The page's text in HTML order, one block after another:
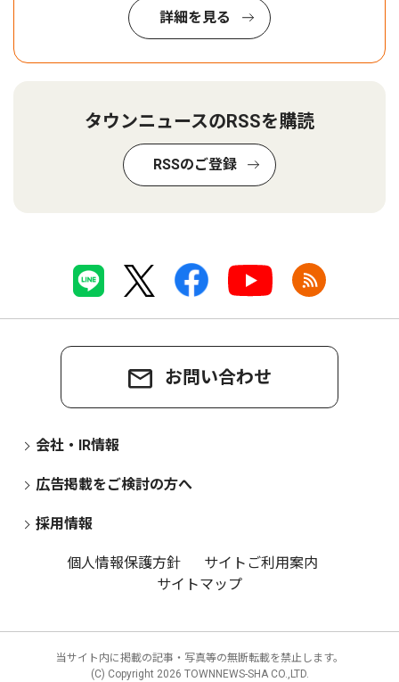
詳細を見る
タウンニュースのRSSを購読
RSSのご登録
お問い合わせ
会社・IR情報
広告掲載をご検討の方へ
採用情報
個人情報保護方針
サイトご利用案内
サイトマップ
当サイト内に掲載の記事・写真等の無断転載を禁止します。
(C) Copyright 2026 TOWNNEWS-SHA CO.,LTD.